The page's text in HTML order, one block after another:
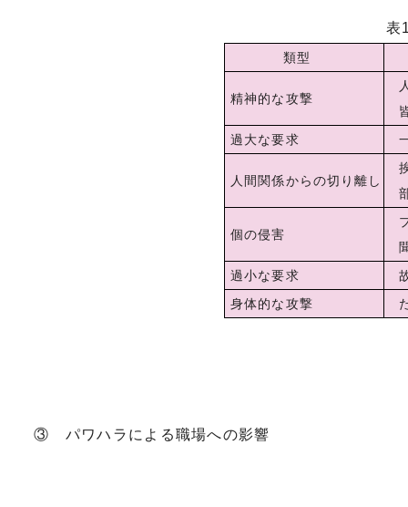
表1
類型
精神的な攻撃
過大な要求
人間関係からの切り離し
個の侵害
過小な要求
身体的な攻撃
③ パワハラによる職場への影響